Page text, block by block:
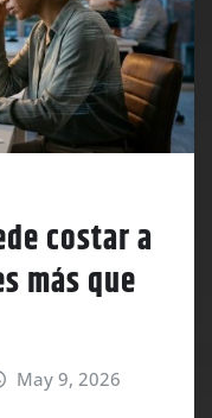
costar a
más que
May 9, 2026